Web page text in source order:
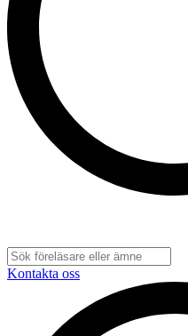
Kontakta oss